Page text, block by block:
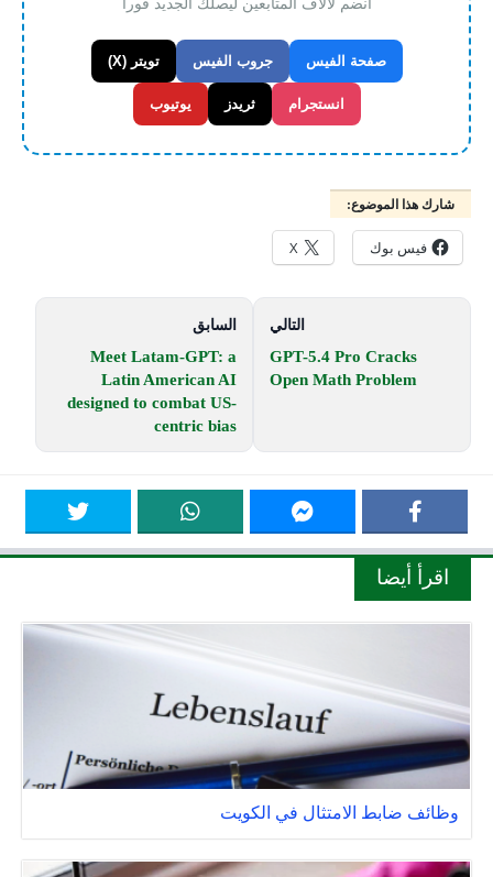
صفحة الفيس جروب الفيس تويتر (X)
انستجرام ثريدز يوتيوب
شارك هذا الموضوع:
فيس بوك X
التالي
GPT-5.4 Pro Cracks
Open Math Problem
السابق
Meet Latam-GPT: a
Latin American AI
designed to combat US-
centric bias
اقرأ أيضا
وظائف ضابط الامتثال في الكويت